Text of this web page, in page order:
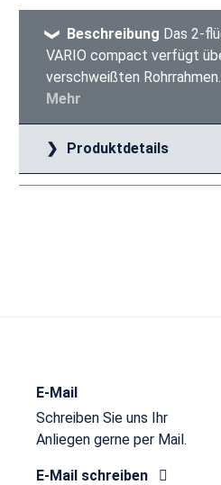
Beschreibung Das 2-
VARIO compact verfügt
verschweißten
Mehr
Produktdetails
E-Mail
Schreiben Sie uns Ihr
Anliegen gerne per Mail.
E-Mail schreiben